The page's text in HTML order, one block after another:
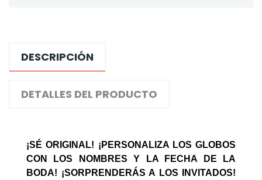
DESCRIPCIÓN
DETALLES DEL PRODUCTO
¡SÉ ORIGINAL! ¡PERSONALIZA LOS GLOBOS
CON LOS NOMBRES Y LA FECHA DE LA
BODA! ¡SORPRENDERÁS A LOS INVITADOS!